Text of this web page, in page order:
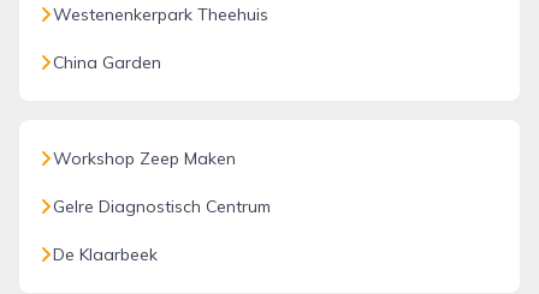
Westenenkerpark Theehuis
China Garden
Workshop Zeep Maken
Gelre Diagnostisch Centrum
De Klaarbeek